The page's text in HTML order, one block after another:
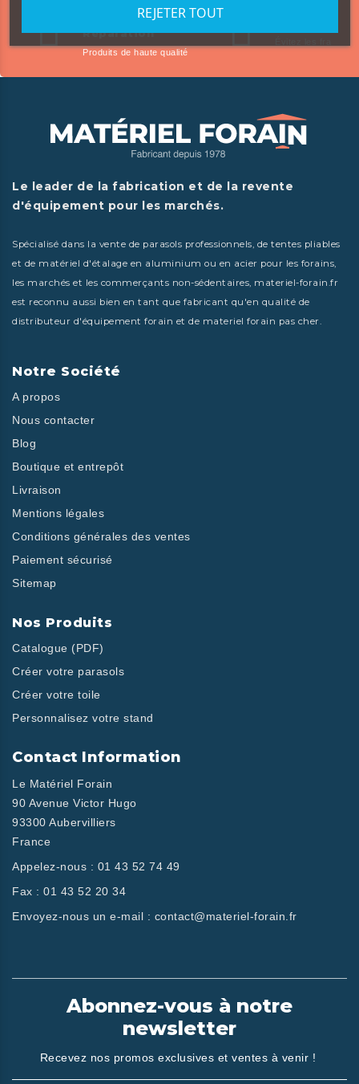
Sur-mesure &
Réparation
Produits de haute qualité
Le leader de la fabrication et de la revente
d'équipement pour les marchés.
Spécialisé dans la vente de parasols professionnels, de tentes pliables
et de matériel d'étalage en aluminium ou en acier pour les forains,
les marchés et les commerçants non-sédentaires, materiel-forain.fr
est reconnu aussi bien en tant que fabricant qu'en qualité de
distributeur d'équipement forain et de materiel forain pas cher.
Notre Société
A propos
Nous contacter
Blog
Boutique et entrepôt
Livraison
Mentions légales
Conditions générales des ventes
Paiement sécurisé
Sitemap
Nos Produits
Catalogue (PDF)
Créer votre parasols
Créer votre toile
Personnalisez votre stand
Contact Information
Le Matériel Forain
90 Avenue Victor Hugo
93300 Aubervilliers
France
Appelez-nous : 01 43 52 74 49
Fax : 01 43 52 20 34
Envoyez-nous un e-mail : contact@materiel-forain.fr
Abonnez-vous à notre
newsletter
Recevez nos promos exclusives et ventes à venir !
REJETER TOUT